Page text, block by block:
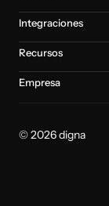
Integraciones
Recursos
Empresa
© 2026 digna